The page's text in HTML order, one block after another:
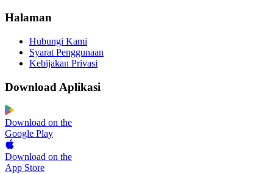
Halaman
Hubungi Kami
Syarat Penggunaan
Kebijakan Privasi
Download Aplikasi
Download on the
Google Play
Download on the
App Store